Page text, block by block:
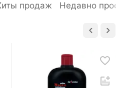
продаж Недавно